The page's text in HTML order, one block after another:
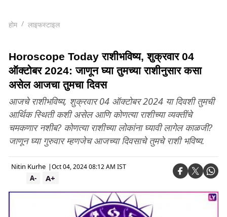
होम लाइफस्टाइल
Horoscope Today राशीभविष्य, शुक्रवार 04
ऑक्टोबर 2024: जाणून घ्या तुमच्या राशीनुसार कसा
असेल आजचा तुमचा दिवस
आजचे राशीभविष्य, शुक्रवार 04 ऑक्टोबर 2024 या दिवशी तुमची
आर्थिक स्थिती कशी असेल आणि कोणत्या राशीच्या व्यक्तींचे
चमकणार नशीब? कोणत्या राशीच्या लोकांना घ्यावी लागेल काळजी?
जाणून घ्या गुरुवार म्हणजेच आजच्या दिवसाचे तुमचे राशी भविष्य.
Nitin Kurhe |Oct 04, 2024 08:12 AM IST
A+
A-